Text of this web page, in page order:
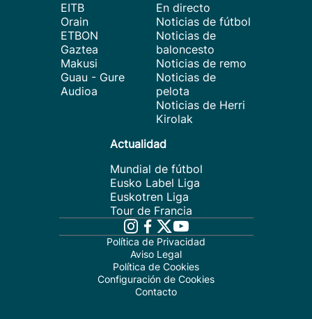
EITB
Orain
ETBON
Gaztea
Makusi
Guau - Gure
Audioa
En directo
Noticias de fútbol
Noticias de
baloncesto
Noticias de remo
Noticias de
pelota
Noticias de Herri
Kirolak
Actualidad
Mundial de fútbol
Eusko Label Liga
Euskotren Liga
Tour de Francia
Política de Privacidad
Aviso Legal
Política de Cookies
Configuración de Cookies
Contacto